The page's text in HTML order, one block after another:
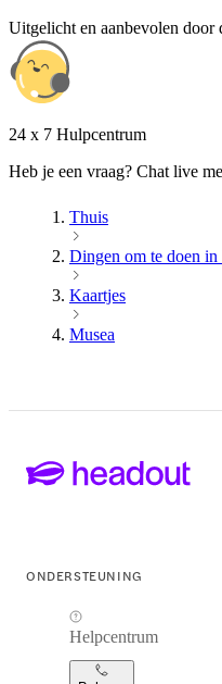
Uitgelicht en aanbevolen door
24 x 7 Hulpcentrum
Heb je een vraag? Chat live
Thuis
Dingen om te doen
Kaartjes
Musea
ONDERSTEUNING
Helpcentrum